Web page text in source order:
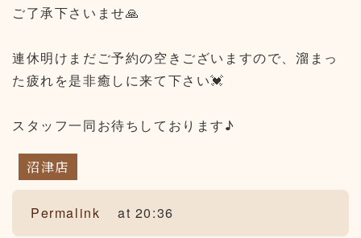
ご了承下さいませ🙏
連休明けまだご予約の空きございますので、溜まっ
た疲れを是非癒しに来て下さい💓
スタッフ一同お待ちしております♪
沼津店
Permalink at 20:36